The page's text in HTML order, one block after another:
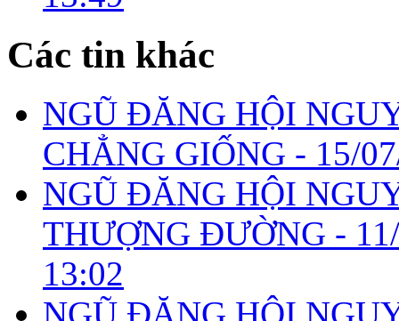
Các tin khác
NGŨ ĐĂNG HỘI
CHẲNG GIỐNG - 15/
NGŨ ĐĂNG HỘI
THƯỢNG ĐƯỜNG -
13:02